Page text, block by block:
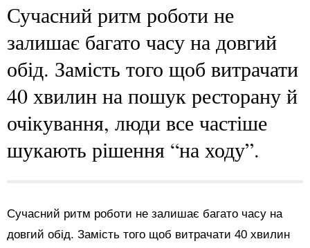
Сучасний ритм роботи не
залишає багато часу на довгий
обід. Замість того щоб витрачати
40 хвилин на пошук ресторану й
очікування, люди все частіше
шукають рішення “на ходу”.
Сучасний ритм роботи не залишає багато часу на
довгий обід. Замість того щоб витрачати 40 хвилин